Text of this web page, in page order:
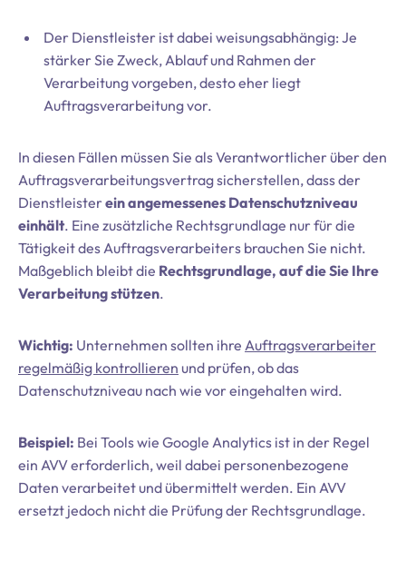
Der Dienstleister ist dabei weisungsabhängig: Je
stärker Sie Zweck, Ablauf und Rahmen der
Verarbeitung vorgeben, desto eher liegt
Auftragsverarbeitung vor.
In diesen Fällen müssen Sie als Verantwortlicher über den
Auftragsverarbeitungsvertrag sicherstellen, dass der
Dienstleisterein angemessenes Datenschutzniveau
einhält. Eine zusätzliche Rechtsgrundlage nur für die
Tätigkeit des Auftragsverarbeiters brauchen Sie nicht.
Maßgeblich bleibt die Rechtsgrundlage, auf die Sie Ihre
Verarbeitung stützen.
Wichtig: Unternehmen sollten ihre Auftragsverarbeiter
regelmäßig kontrollieren und prüfen, ob das
Datenschutzniveau nach wie vor eingehalten wird.
Beispiel: Bei Tools wie Google Analytics ist in der Regel
ein AVV erforderlich, weil dabei personenbezogene
Daten verarbeitet und übermittelt werden. Ein AVV
ersetzt jedoch nicht die Prüfung der Rechtsgrundlage.